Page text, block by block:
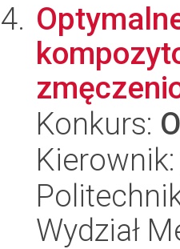
Konkurs:
Wydział